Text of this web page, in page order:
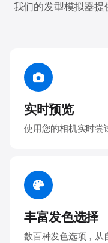
我们的发型模拟器
实时预览
使用您的相机实时尝
丰富发色选择
数百种发色选项，从